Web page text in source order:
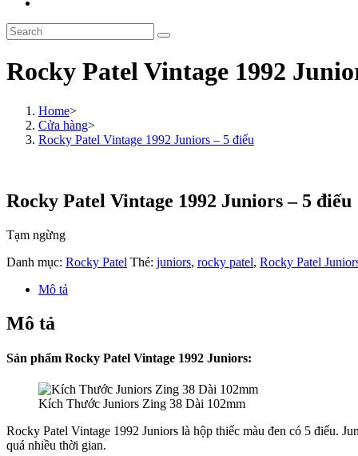
search
Search
this
Rocky Patel Vintage 1992
Home>
Cửa hàng>
Rocky Patel Vintage 1992 Juniors – 5 điếu
Rocky Patel Vintage 1992 Juniors – 5 điếu
Tạm ngừng
Danh mục: Rocky Patel Thẻ: juniors, rocky patel, Rocky Patel
Mô tả
Mô tả
Sản phẩm Rocky Patel Vintage 1992 Juniors:
Kích Thước Juniors Zing 38 Dài 102mm
Rocky Patel Vintage 1992 Juniors là hộp thiếc màu đen có 5 điếu.
quá nhiều thời gian.